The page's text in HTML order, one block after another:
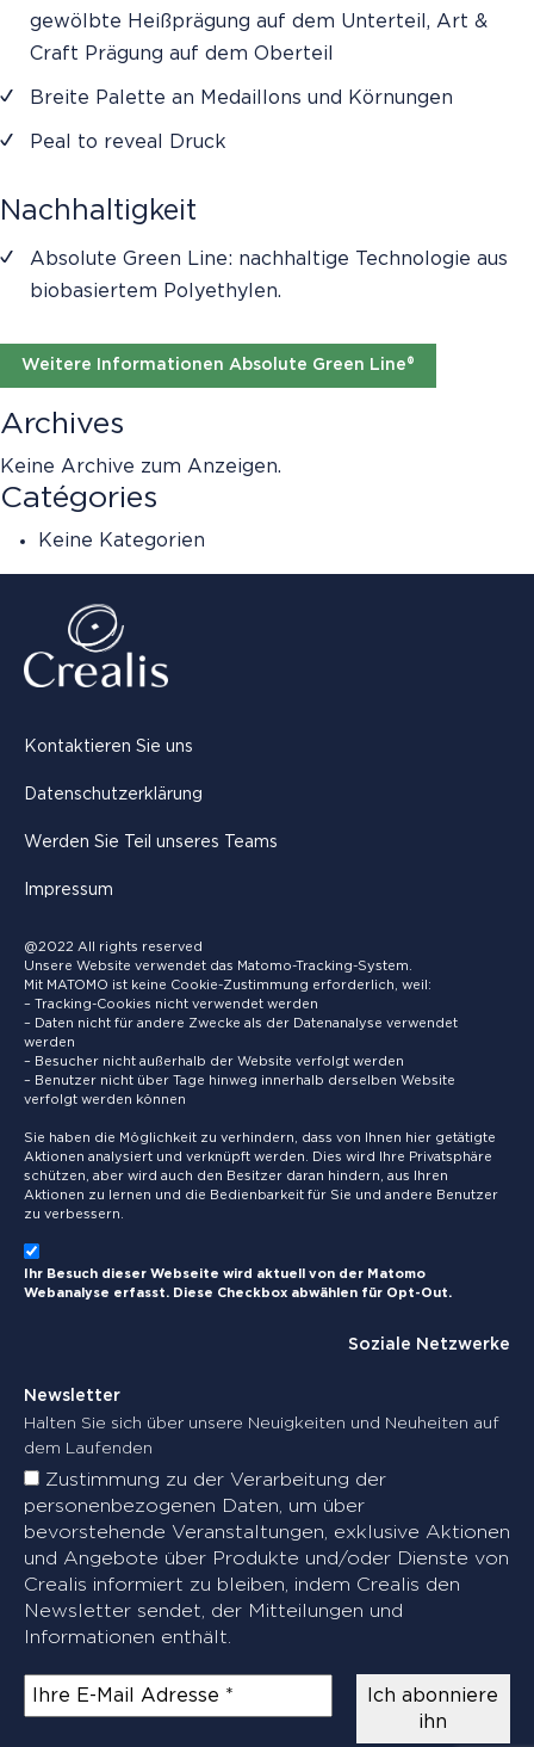
gewölbte Heißprägung auf dem Unterteil, Art &
Craft Prägung auf dem Oberteil
Breite Palette an Medaillons und Körnungen
Peal to reveal Druck
Nachhaltigkeit
Absolute Green Line: nachhaltige Technologie aus
biobasiertem Polyethylen.
Weitere Informationen Absolute Green Line®
Archives
Keine Archive zum Anzeigen.
Catégories
Keine Kategorien
Kontaktieren Sie uns
Datenschutzerklärung
Werden Sie Teil unseres Teams
Impressum
@2022 All rights reserved
Unsere Website verwendet das Matomo-Tracking-System.
Mit MATOMO ist keine Cookie-Zustimmung erforderlich, weil:
– Tracking-Cookies nicht verwendet werden
– Daten nicht für andere Zwecke als der Datenanalyse verwendet
werden
– Besucher nicht außerhalb der Website verfolgt werden
– Benutzer nicht über Tage hinweg innerhalb derselben Website
verfolgt werden können
Sie haben die Möglichkeit zu verhindern, dass von Ihnen hier getätigte
Aktionen analysiert und verknüpft werden. Dies wird Ihre Privatsphäre
schützen, aber wird auch den Besitzer daran hindern, aus Ihren
Aktionen zu lernen und die Bedienbarkeit für Sie und andere Benutzer
zu verbessern.
Ihr Besuch dieser Webseite wird aktuell von der Matomo
Webanalyse erfasst. Diese Checkbox abwählen für Opt-Out.
Soziale Netzwerke
Newsletter
Halten Sie sich über unsere Neuigkeiten und Neuheiten auf
dem Laufenden
Zustimmung zu der Verarbeitung der
personenbezogenen Daten, um über
bevorstehende Veranstaltungen, exklusive Aktionen
und Angebote über Produkte und/oder Dienste von
Crealis informiert zu bleiben, indem Crealis den
Newsletter sendet, der Mitteilungen und
Informationen enthält.